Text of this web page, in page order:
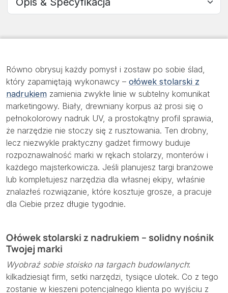
Równo obrysuj każdy pomysł i zostaw po sobie ślad,
który zapamiętają wykonawcy – ołówek stolarski z
nadrukiem zamienia zwykłe linie w subtelny komunikat
marketingowy. Biały, drewniany korpus aż prosi się o
pełnokolorowy nadruk UV, a prostokątny profil sprawia,
że narzędzie nie stoczy się z rusztowania. Ten drobny,
lecz niezwykle praktyczny gadżet firmowy buduje
rozpoznawalność marki w rękach stolarzy, monterów i
każdego majsterkowicza. Jeśli planujesz targi branżowe
lub kompletujesz narzędzia dla własnej ekipy, właśnie
znalazłeś rozwiązanie, które kosztuje grosze, a pracuje
dla Ciebie przez długie tygodnie.
Ołówek stolarski z nadrukiem – solidny nośnik
Twojej marki
Wyobraź sobie stoisko na targach budowlanych:
kilkadziesiąt firm, setki narzędzi, tysiące ulotek. Co z tego
zostanie w kieszeni potencjalnego klienta po wyjściu z